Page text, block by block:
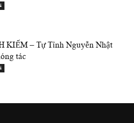
KIẾM – Tự Tỉnh Nguyễn Nhật
tác